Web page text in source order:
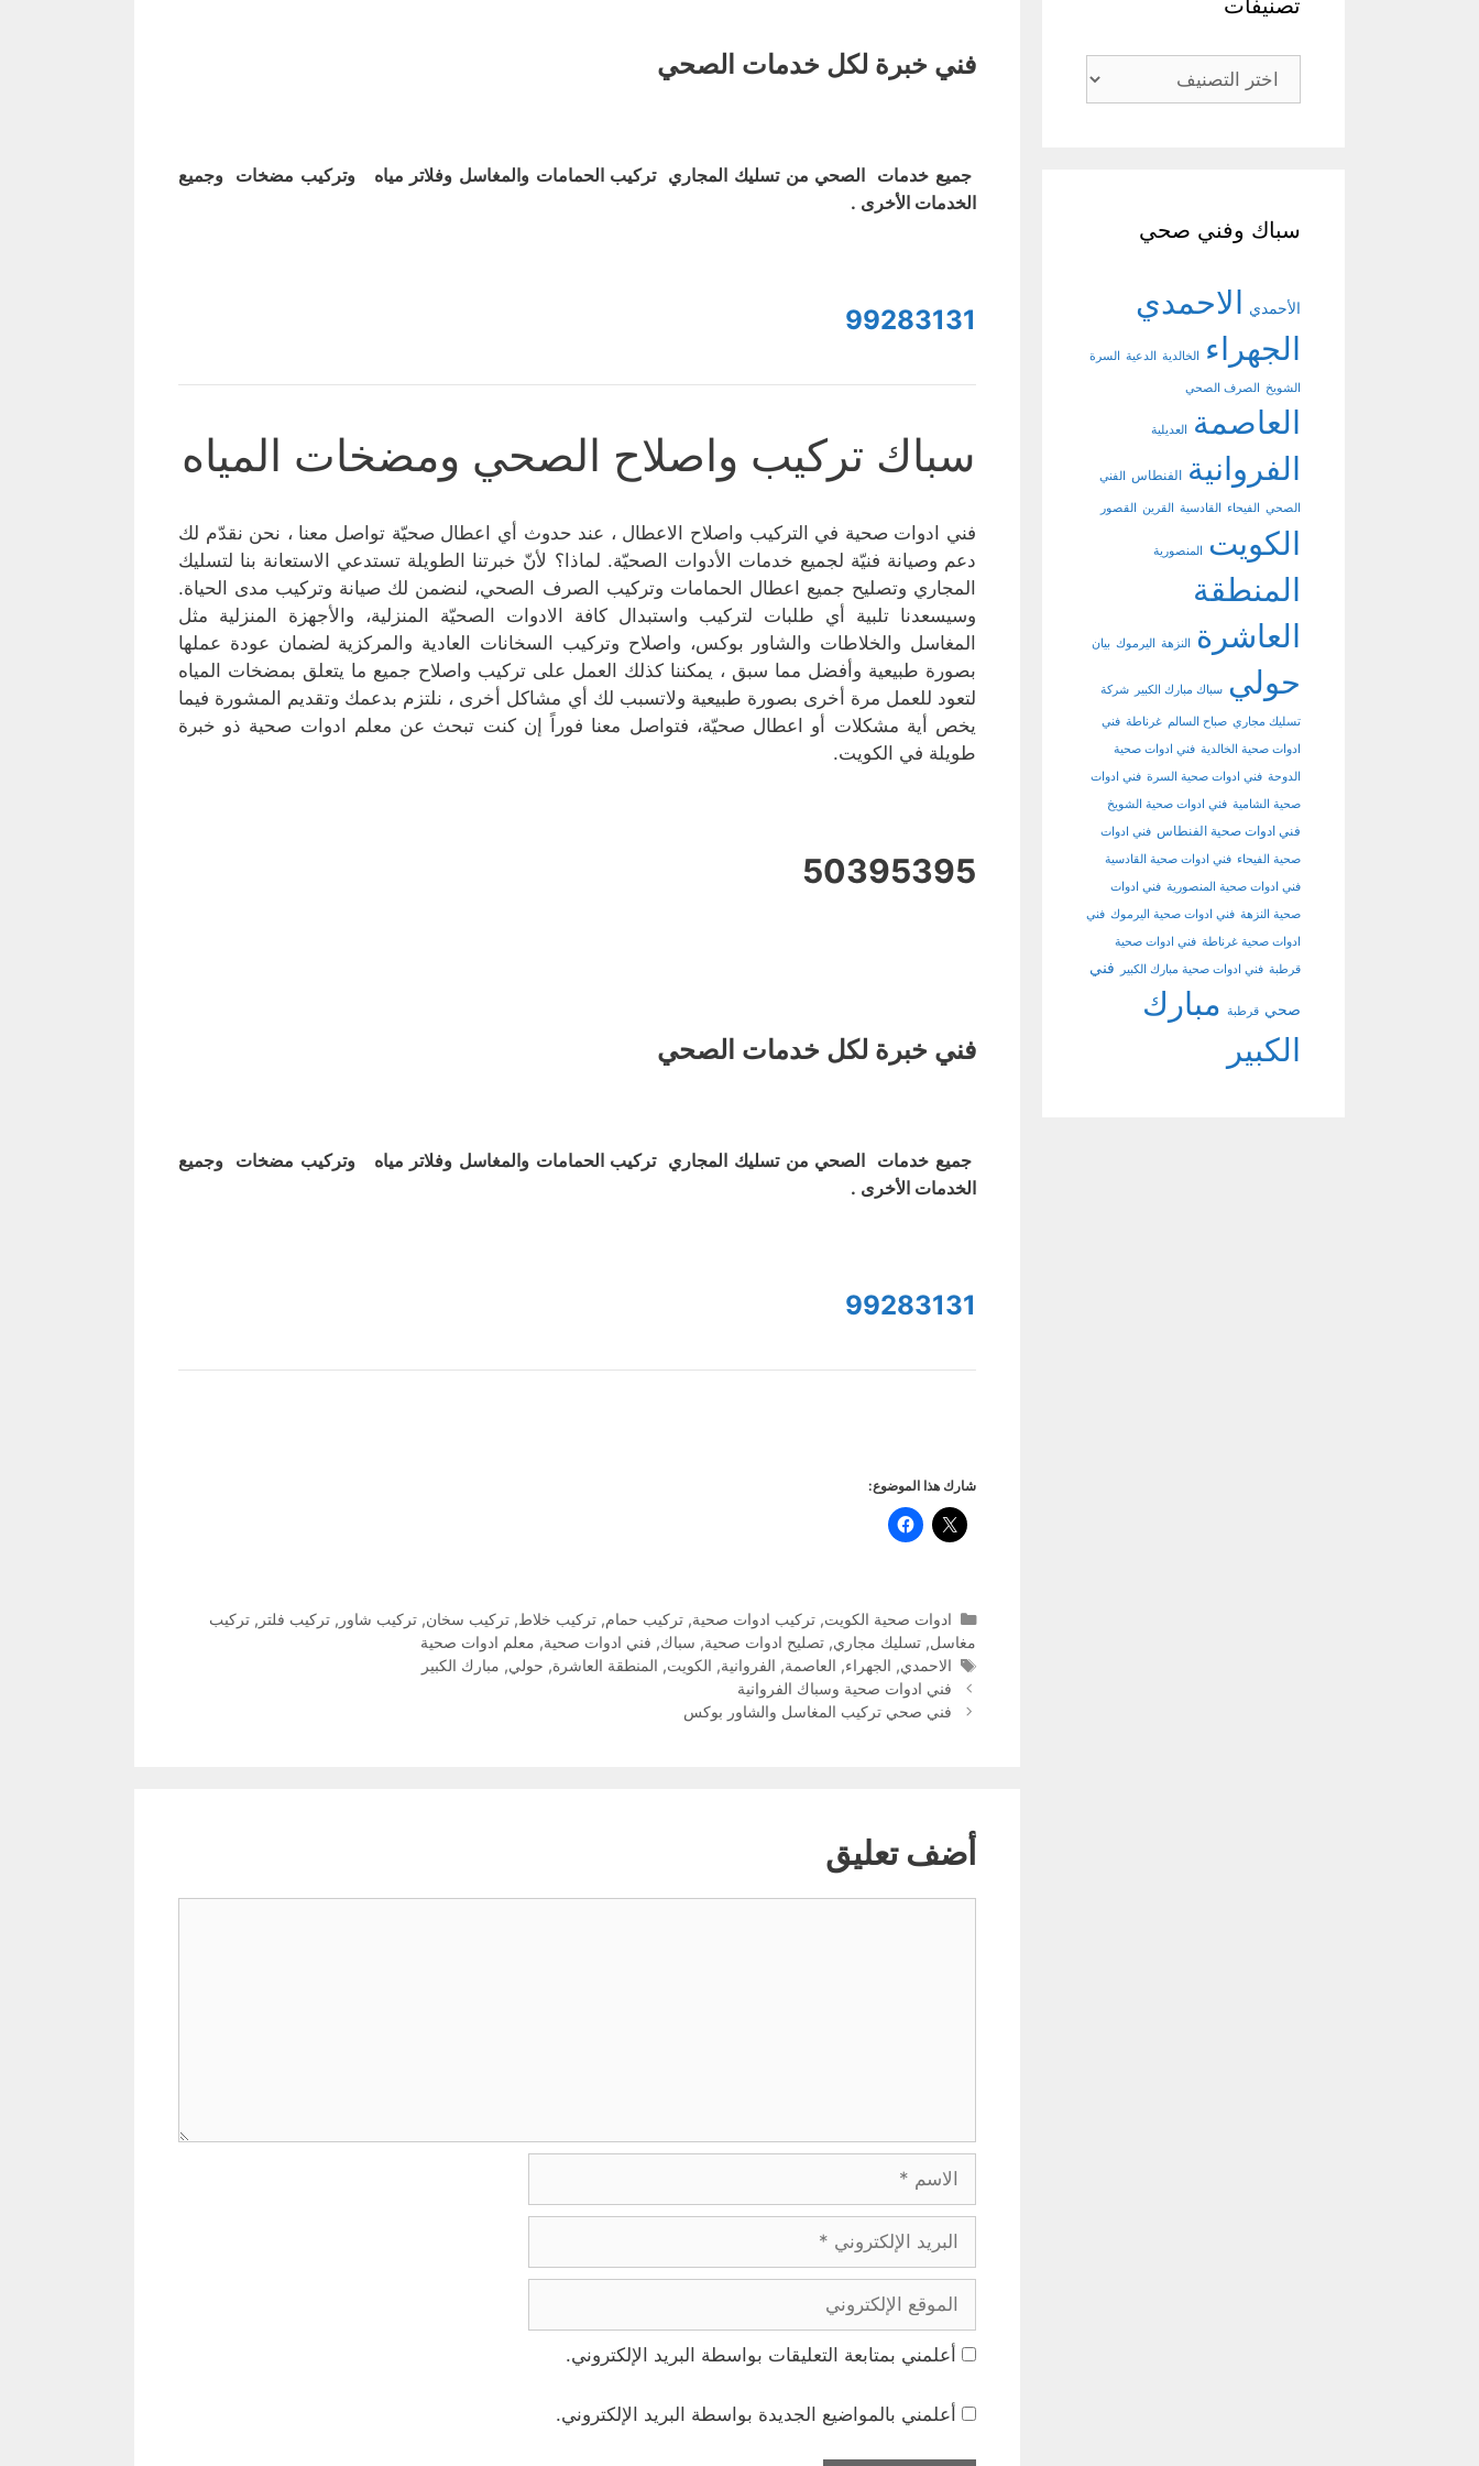
فني خبرة لكل خدمات الصحي
جميع خدمات الصحي من تسليك المجاري تركيب الحمامات والمغاسل وفلاتر مياه وتركيب مضخات وجميع
الخدمات الأخرى .
99283131
سباك تركيب واصلاح الصحي ومضخات المياه
فني ادوات صحية في التركيب واصلاح الاعطال ، عند حدوث أي اعطال صحيّة تواصل معنا ، نحن نقدّم لك
دعم وصيانة فنيّة لجميع خدمات الأدوات الصحيّة. لماذا؟ لأنّ خبرتنا الطويلة تستدعي الاستعانة بنا لتسليك
المجاري وتصليح جميع اعطال الحمامات وتركيب الصرف الصحي، لنضمن لك صيانة وتركيب مدى الحياة.
وسيسعدنا تلبية أي طلبات لتركيب واستبدال كافة الادوات الصحيّة المنزلية، والأجهزة المنزلية مثل
المغاسل والخلاطات والشاور بوكس، واصلاح وتركيب السخانات العادية والمركزية لضمان عودة عملها
بصورة طبيعية وأفضل مما سبق ، يمكننا كذلك العمل على تركيب واصلاح جميع ما يتعلق بمضخات المياه
لتعود للعمل مرة أخرى بصورة طبيعية ولاتسبب لك أي مشاكل أخرى ، نلتزم بدعمك وتقديم المشورة فيما
يخص أية مشكلات أو اعطال صحيّة، فتواصل معنا فوراً إن كنت تبحث عن معلم ادوات صحية ذو خبرة
طويلة في الكويت.
50395395
فني خبرة لكل خدمات الصحي
جميع خدمات الصحي من تسليك المجاري تركيب الحمامات والمغاسل وفلاتر مياه وتركيب مضخات وجميع
الخدمات الأخرى .
99283131
شارك هذا الموضوع:
التصنيفات
ادوات صحية الكويت, تركيب ادوات صحية, تركيب حمام, تركيب خلاط, تركيب سخان, تركيب شاور , تركيب فلتر , تركيب
مغاسل, تسليك مجاري, تصليح ادوات صحية, سباك, فني ادوات صحية, معلم ادوات صحية
الوسوم
الاحمدي, الجهراء, العاصمة, الفروانية, الكويت, المنطقة العاشرة, حولي, مبارك الكبير
فني ادوات صحية وسباك الفروانية
فني صحي تركيب المغاسل والشاور بوكس
أضف تعليق
الاسم
البريد
الإلكتروني
الموقع
الإلكتروني
أعلمني بمتابعة التعليقات بواسطة البريد الإلكتروني.
أعلمني بالمواضيع الجديدة بواسطة البريد الإلكتروني.
تصنيفات
تصنيفات
سباك وفني صحي
الأحمدي الاحمدي
الجهراء
الخالدية الدعية السرة
الشويخ الصرف الصحي
العاصمة العديلية
الفروانية الفنطاس الفني
الصحي الفيحاء القادسية القرين القصور
الكويت المنصورية
المنطقة
العاشرة
النزهة اليرموك بيان
حولي سباك مبارك الكبير شركة
تسليك مجاري صباح السالم غرناطة فني
ادوات صحية الخالدية فني ادوات صحية
الدوحة فني ادوات صحية السرة فني ادوات
صحية الشامية فني ادوات صحية الشويخ
فني ادوات صحية الفنطاس فني ادوات
صحية الفيحاء فني ادوات صحية القادسية
فني ادوات صحية المنصورية فني ادوات
صحية النزهة فني ادوات صحية اليرموك فني
ادوات صحية غرناطة فني ادوات صحية
قرطبة فني ادوات صحية مبارك الكبير فني
صحي قرطبة مبارك
الكبير